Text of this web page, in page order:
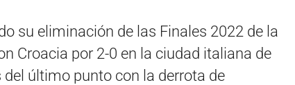
su eliminación de las Finales 2022 de la
Croacia por 2-0 en la ciudad italiana de
último punto con la derrota de